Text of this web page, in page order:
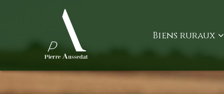
Biens ruraux